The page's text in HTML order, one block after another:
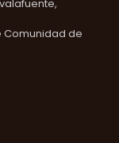
Comunidad de